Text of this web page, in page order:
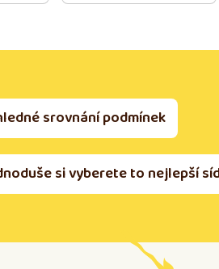
srovnání podmínek
si vyberete to nejlepší